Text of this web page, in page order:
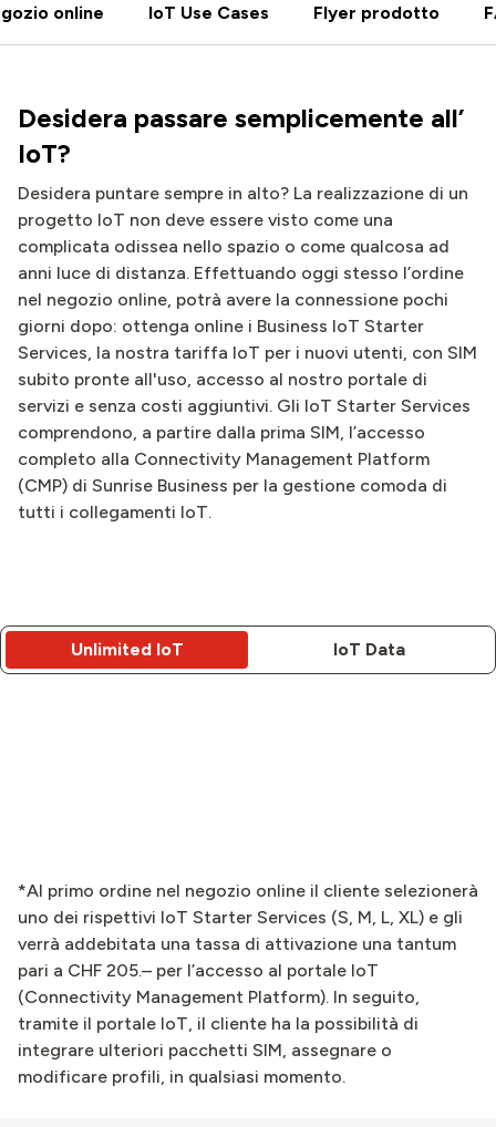
online IoT Use Cases Flyer prodotto
Desidera passare semplicemente all’
IoT?
Desidera puntare sempre in alto? La realizzazione di un
progetto IoT non deve essere visto come una
complicata odissea nello spazio o come qualcosa ad
anni luce di distanza. Effettuando oggi stesso l’ordine
nel negozio online, potrà avere la connessione pochi
giorni dopo: ottenga online i Business IoT Starter
Services, la nostra tariffa IoT per i nuovi utenti, con SIM
subito pronte all'uso, accesso al nostro portale di
servizi e senza costi aggiuntivi. Gli IoT Starter Services
comprendono, a partire dalla prima SIM, l’accesso
completo alla Connectivity Management Platform
(CMP) di Sunrise Business per la gestione comoda di
tutti i collegamenti IoT.
Unlimited IoT IoT Data
*Al primo ordine nel negozio online il cliente selezionerà
uno dei rispettivi IoT Starter Services (S, M, L, XL) e gli
verrà addebitata una tassa di attivazione una tantum
pari a CHF 205.– per l’accesso al portale IoT
(Connectivity Management Platform). In seguito,
tramite il portale IoT, il cliente ha la possibilità di
integrare ulteriori pacchetti SIM, assegnare o
modificare profili, in qualsiasi momento.